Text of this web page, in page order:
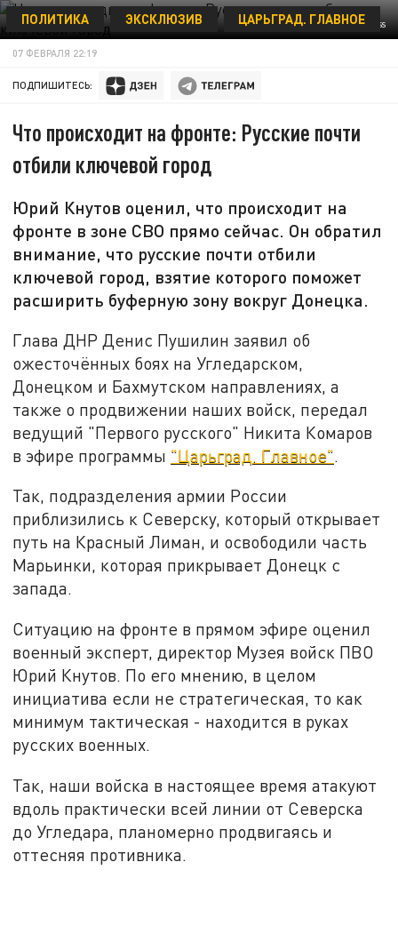
ALEXANDER REKUN/GLOBALLOOKPRESS
ПОЛИТИКА ЭКСКЛЮЗИВ ЦАРЬГРАД. ГЛАВНОЕ
07 ФЕВРАЛЯ 22:19
ПОДПИШИТЕСЬ:
Что происходит на фронте: Русские почти
отбили ключевой город
Юрий Кнутов оценил, что происходит на
фронте в зоне СВО прямо сейчас. Он обратил
внимание, что русские почти отбили
ключевой город, взятие которого поможет
расширить буферную зону вокруг Донецка.
Глава ДНР Денис Пушилин заявил об
ожесточённых боях на Угледарском,
Донецком и Бахмутском направлениях, а
также о продвижении наших войск, передал
ведущий "Первого русского" Никита Комаров
в эфире программы "Царьград. Главное".
Так, подразделения армии России
приблизились к Северску, который открывает
путь на Красный Лиман, и освободили часть
Марьинки, которая прикрывает Донецк с
запада.
Ситуацию на фронте в прямом эфире оценил
военный эксперт, директор Музея войск ПВО
Юрий Кнутов. По его мнению, в целом
инициатива если не стратегическая, то как
минимум тактическая - находится в руках
русских военных.
Так, наши войска в настоящее время атакуют
вдоль практически всей линии от Северска
до Угледара, планомерно продвигаясь и
оттесняя противника.